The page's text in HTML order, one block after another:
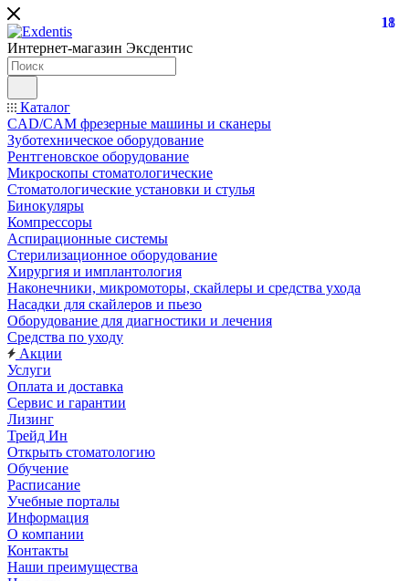
Интернет-магазин Эксдентис
Каталог
CAD/CAM фрезерные машины и сканеры
Зуботехническое оборудование
Рентгеновское оборудование
Микроскопы стоматологические
Стоматологические установки и стулья
Бинокуляры
Компрессоры
Аспирационные системы
Стерилизационное оборудование
Хирургия и имплантология
Наконечники, микромоторы, скайлеры и средства ухода
Насадки для скайлеров и пьезо
Оборудование для диагностики и лечения
Средства по уходу
Акции
Услуги
Оплата и доставка
Сервис и гарантии
Лизинг
Трейд Ин
Открыть стоматологию
Обучение
Расписание
Учебные порталы
Информация
О компании
Контакты
Наши преимущества
11
18